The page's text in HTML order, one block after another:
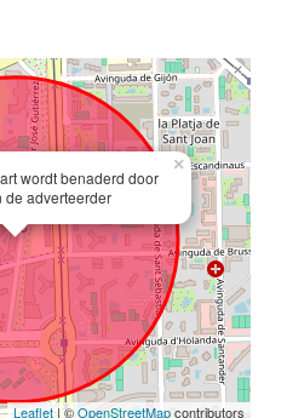
wordt benaderd door
de adverteerder
×
Leaflet| ©OpenStreetMapcontributors